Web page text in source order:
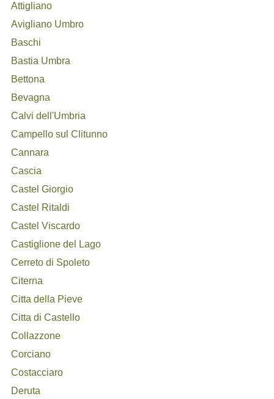
Attigliano
Avigliano Umbro
Baschi
Bastia Umbra
Bettona
Bevagna
Calvi dell'Umbria
Campello sul Clitunno
Cannara
Cascia
Castel Giorgio
Castel Ritaldi
Castel Viscardo
Castiglione del Lago
Cerreto di Spoleto
Citerna
Citta della Pieve
Citta di Castello
Collazzone
Corciano
Costacciaro
Deruta